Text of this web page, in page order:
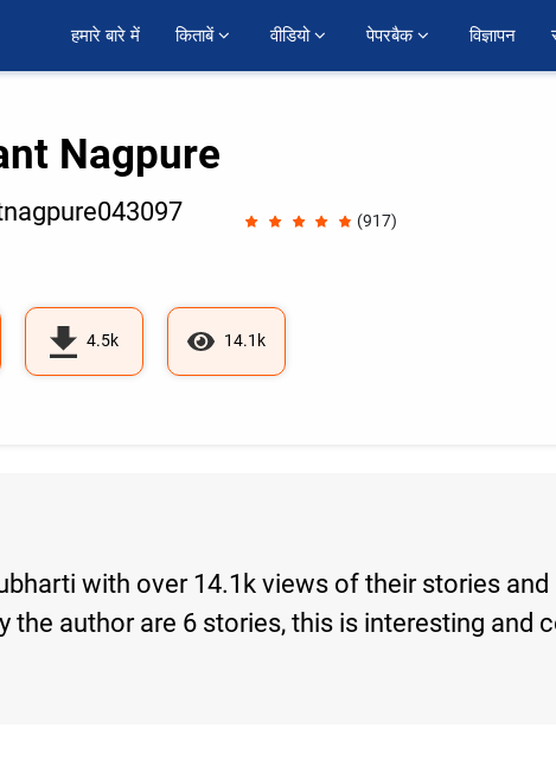
हमारे बारे में किताबें वीडियो पेपरबैक विज्ञापन
Nagpure
(917)
4.5k 14.1k
with over 14.1k views of their stories
the author are 6 stories, this is interesting and